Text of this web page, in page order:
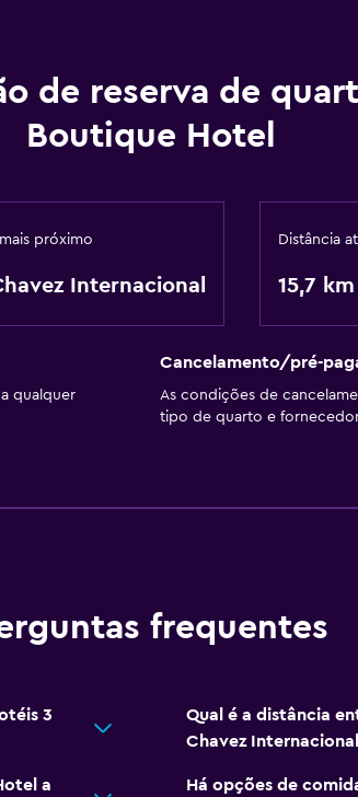
de reserva de
Boutique Hotel
próximo
Internacional
Distância
15,7 km
qualquer
Cancelamento/pré-
As condições de
tipo de quarto e
frequentes
3
Qual é a distância
Chavez
a
Há opções de